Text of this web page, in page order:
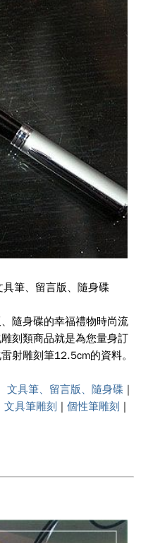
筆、留言版、隨身碟
隨身碟的幸福禮物時尚流
刻類商品就是為您量身訂
射雕刻筆12.5cm的資料。
文具筆、留言版、隨身碟 |
文具筆雕刻 | 個性筆雕刻 |